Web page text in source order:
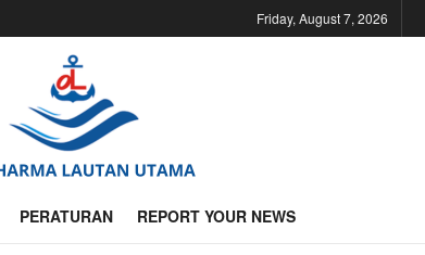
Friday, August 7, 2026
PERATURAN REPORT YOUR NEWS